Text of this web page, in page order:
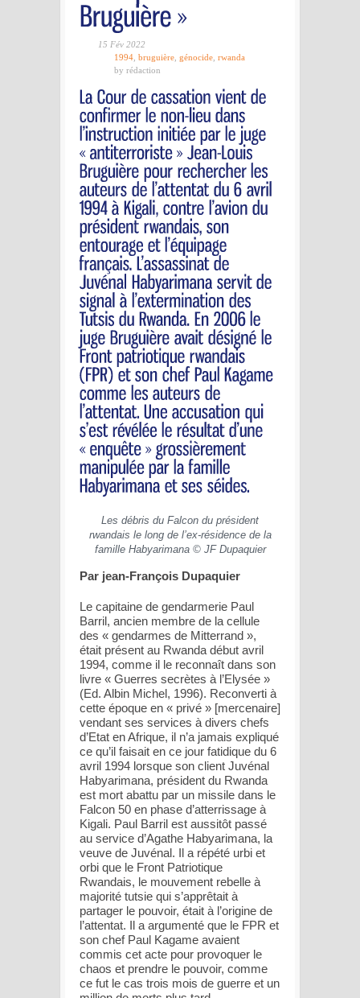
15 Fév 2022
1994 bruguière génocide rwanda
by rédaction
Les débris du Falcon du président
rwandais le long de l’ex-résidence de la
famille Habyarimana © JF Dupaquier
Par jean-François Dupaquier
Le capitaine de gendarmerie Paul
Barril, ancien membre de la cellule
des « gendarmes de Mitterrand »,
était présent au Rwanda début avril
1994, comme il le reconnaît dans son
livre « Guerres secrètes à l’Elysée »
(Ed. Albin Michel, 1996). Reconverti à
cette époque en « privé » [mercenaire]
vendant ses services à divers chefs
d’Etat en Afrique, il n’a jamais expliqué
ce qu’il faisait en ce jour fatidique du 6
avril 1994 lorsque son client Juvénal
Habyarimana, président du Rwanda
est mort abattu par un missile dans le
Falcon 50 en phase d’atterrissage à
Kigali. Paul Barril est aussitôt passé
au service d’Agathe Habyarimana, la
veuve de Juvénal. Il a répété urbi et
orbi que le Front Patriotique
Rwandais, le mouvement rebelle à
majorité tutsie qui s’apprêtait à
partager le pouvoir, était à l’origine de
l’attentat. Il a argumenté que le FPR et
son chef Paul Kagame avaient
commis cet acte pour provoquer le
chaos et prendre le pouvoir, comme
ce fut le cas trois mois de guerre et un